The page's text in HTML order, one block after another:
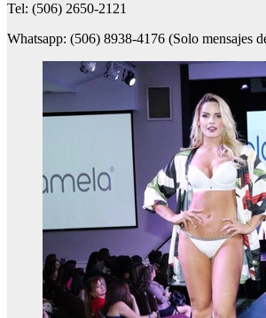
Tel: (506) 2650-2121
Whatsapp: (506) 8938-4176 (Solo mensajes